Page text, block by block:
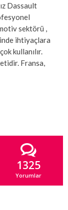
Dassault
sektörü ,
ihtiyaçlara
kullanılır.
Fransa,
1325
Yorumlar